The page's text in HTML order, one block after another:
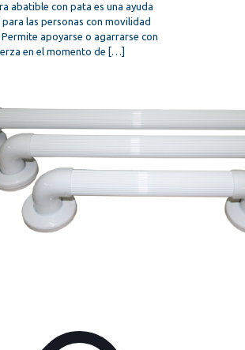
abatible con pata es una ayuda
para las personas con movilidad
apoyarse o agarrarse con
en el momento de […]